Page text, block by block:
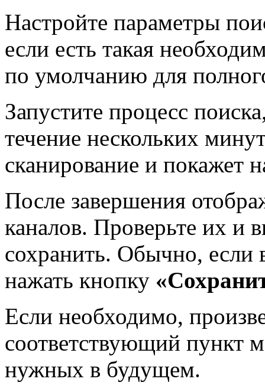
Настройте параметры
если есть такая
по умолчанию для
Запустите процесс
течение нескольких
сканирование и покажет
После завершения
каналов. Проверьте их и
сохранить. Обычно, если
нажать кнопку
Если необходимо,
соответствующий пункт
нужных в будущем.